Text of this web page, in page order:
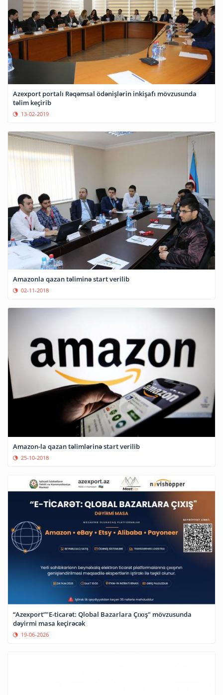
Azexport portalı Rəqəmsal ödənişlərin inkişafı mövzusunda
təlim keçirib
13-02-2019
Amazonla qazan təliminə start verilib
02-11-2018
Amazon-la qazan təlimlərinə start verilib
25-10-2018
“Azexport”"E-ticarət: Qlobal Bazarlara Çıxış" mövzusunda
dəyirmi masa keçirəcək
19-06-2026